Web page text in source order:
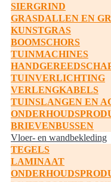
SIERGRIND
GRASDALLEN EN
KUNSTGRAS
BOOMSCHORS
TUINMACHINES
TUINVERLICHTING
VERLENGKABELS
TUINSLANGEN EN
BRIEVENBUSSEN
Vloer- en wandbekleding
TEGELS
LAMINAAT